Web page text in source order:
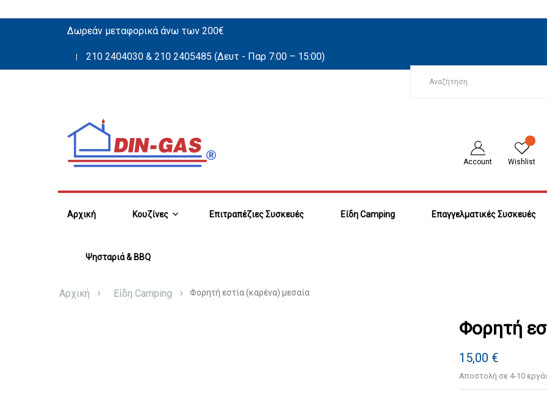
Δωρεάν μεταφορικά άνω των 200€
210 2404030 & 210 2405485 (Δευτ - Παρ 7:00 – 15:00)
Account Wishlist
Αρχική Κουζίνες Επιτραπέζιες Συσκευές Είδη Camping Επαγγελματικές Συσκευές
Ψησταριά & BBQ
Αρχική Είδη Camping Φορητή εστία (καρένα) μεσαία
Φορητή
15,00 €
Αποστολή σε 4-10